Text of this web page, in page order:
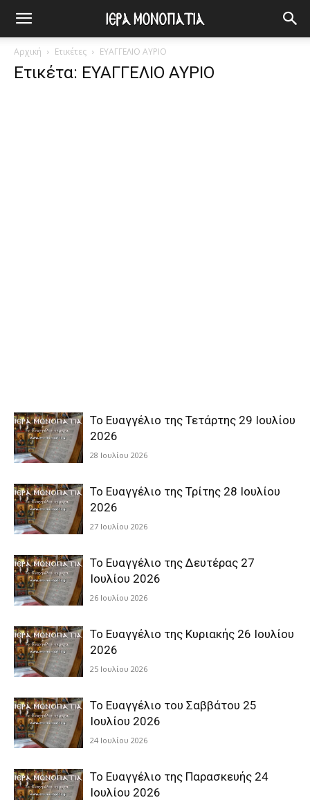
Αρχική Ετικέτες ΕΥΑΓΓΕΛΙΟ ΑΥΡΙΟ
Ετικέτα: ΕΥΑΓΓΕΛΙΟ ΑΥΡΙΟ
Το Ευαγγέλιο της Τετάρτης 29 Ιουλίου
2026
28 Ιουλίου 2026
Το Ευαγγέλιο της Τρίτης 28 Ιουλίου
2026
27 Ιουλίου 2026
Το Ευαγγέλιο της Δευτέρας 27
Ιουλίου 2026
26 Ιουλίου 2026
Το Ευαγγέλιο της Κυριακής 26 Ιουλίου
2026
25 Ιουλίου 2026
Το Ευαγγέλιο του Σαββάτου 25
Ιουλίου 2026
24 Ιουλίου 2026
Το Ευαγγέλιο της Παρασκευής 24
Ιουλίου 2026